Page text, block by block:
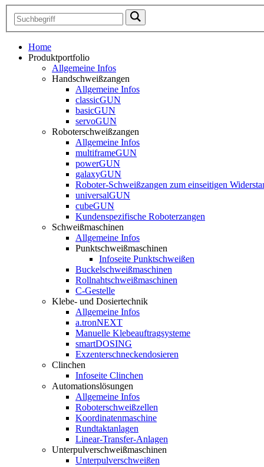
Home
Produktportfolio
Allgemeine Infos
Handschweißzangen
Allgemeine Infos
classicGUN
basicGUN
servoGUN
Roboterschweißzangen
Allgemeine Infos
multiframeGUN
powerGUN
galaxyGUN
Roboter-Schweißzangen zum einseitigen
universalGUN
cubeGUN
Kundenspezifische Roboterzangen
Schweißmaschinen
Allgemeine Infos
Punktschweißmaschinen
Infoseite Punktschweißen
Buckelschweißmaschinen
Rollnahtschweißmaschinen
C-Gestelle
Klebe- und Dosiertechnik
Allgemeine Infos
a.tronNEXT
Manuelle Klebeauftragsysteme
smartDOSING
Exzenterschneckendosieren
Clinchen
Infoseite Clinchen
Automationslösungen
Allgemeine Infos
Roboterschweißzellen
Koordinatenmaschine
Rundtaktanlagen
Linear-Transfer-Anlagen
Unterpulverschweißmaschinen
Unterpulverschweißen